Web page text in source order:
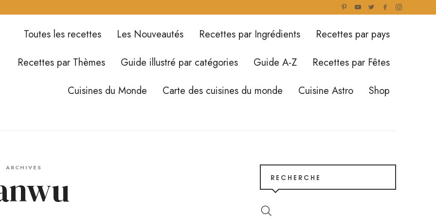
Toutes les recettes Les Nouveautés Recettes par Ingrédients
Recettes par pays
Recettes par Thèmes
Guide illustré par catégories Guide A-Z
Recettes par Fêtes
Cuisines du Monde
Carte des cuisines du monde Cuisine Astro Shop
ARCHIVES
RECHERCHE